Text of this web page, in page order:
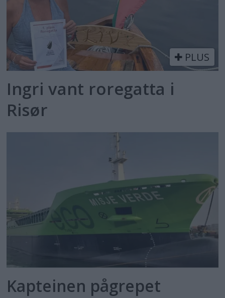
PLUS
Ingri vant roregatta i
Risør
Kapteinen pågrepet